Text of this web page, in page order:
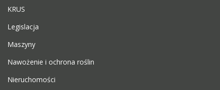
KRUS
Legislacja
Maszyny
Nawożenie i ochrona roślin
Nieruchomości